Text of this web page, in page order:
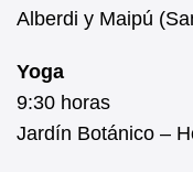
Alberdi y Maipú
Yoga
9:30 horas
Jardín Botánico –